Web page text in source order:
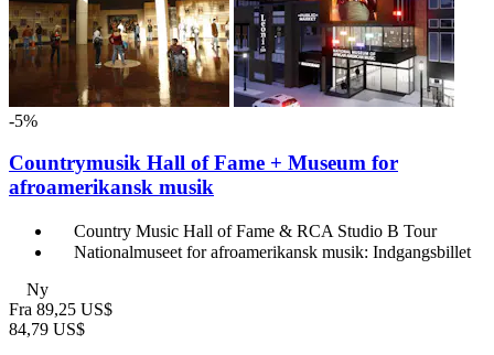
-5%
Countrymusik Hall of Fame + Museum for
afroamerikansk musik
Country Music Hall of Fame & RCA Studio B Tour
Nationalmuseet for afroamerikansk musik: Indgangsbillet
Ny
Fra 89,25 US$
84,79 US$